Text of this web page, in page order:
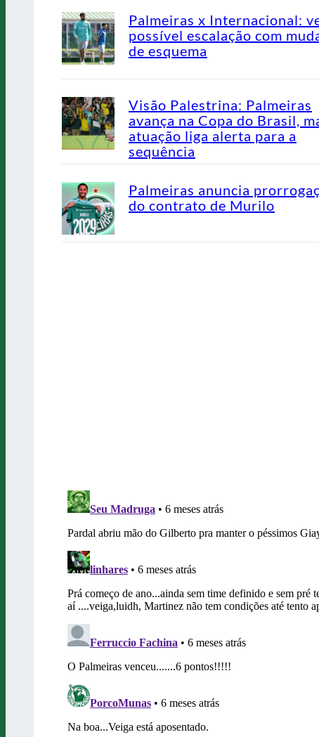
Palmeiras x Internacional:
possível escalação com
de esquema
Visão Palestrina: Palmeiras
avança na Copa do Brasil,
atuação liga alerta para a
sequência
Palmeiras anuncia
do contrato de Murilo